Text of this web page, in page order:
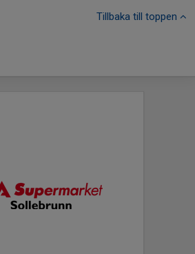
Tillbaka till toppen